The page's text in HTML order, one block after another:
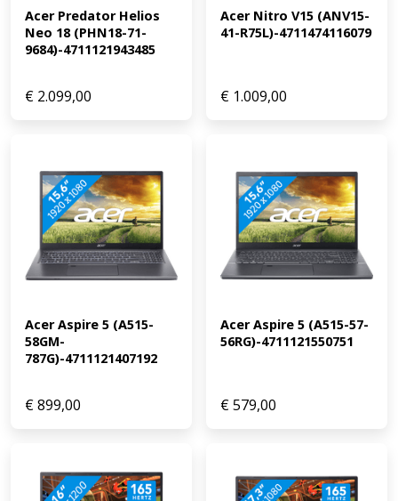
bewerken: geschikt Industrieel ontwerpen: ongeschikt,
minimaal een i7/Ryzen 7 processor en een
RTX/RX/Quadro videokaart Game design en 3D animatie:
RTX/RX/Quadro videokaart Gamen: ongeschikt,
antivirus.
Acer Predator Helios
Neo 18 (PHN18-71-
9684)-4711121943485
€ 2.099,00
Acer Nitro V15 (ANV15-
41-R75L)-4711474116079
€ 1.009,00
Acer Aspire 5 (A515-
58GM-
787G)-4711121407192
€899,00
Acer Aspire 5 (A515-57-
56RG)-4711121550751
€579,00